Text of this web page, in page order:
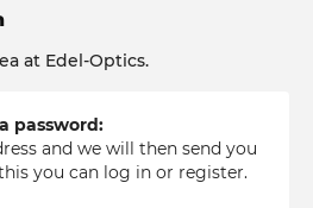
at Edel-Optics.
password:
and we will then send you
you can log in or register.